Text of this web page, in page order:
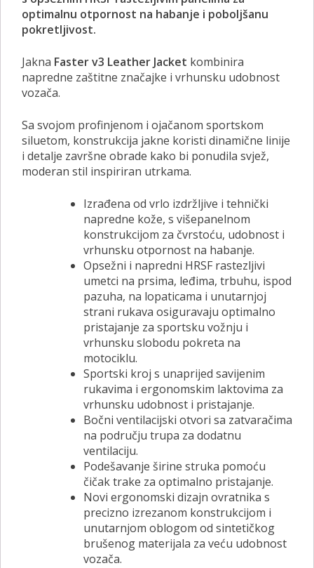
optimalnu otpornost na habanje i poboljšanu
pokretljivost.
Jakna Faster v3 Leather Jacket kombinira
napredne zaštitne značajke i vrhunsku udobnost
vozača.
Sa svojom profinjenom i ojačanom sportskom
siluetom, konstrukcija jakne koristi dinamične linije
i detalje završne obrade kako bi ponudila svjež,
moderan stil inspiriran utrkama.
Izrađena od vrlo izdržljive i tehnički
napredne kože, s višepanelnom
konstrukcijom za čvrstoću, udobnost i
vrhunsku otpornost na habanje.
Opsežni i napredni HRSF rastezljivi
umetci na prsima, leđima, trbuhu, ispod
pazuha, na lopaticama i unutarnjoj
strani rukava osiguravaju optimalno
pristajanje za sportsku vožnju i
vrhunsku slobodu pokreta na
motociklu.
Sportski kroj s unaprijed savijenim
rukavima i ergonomskim laktovima za
vrhunsku udobnost i pristajanje.
Bočni ventilacijski otvori sa zatvaračima
na području trupa za dodatnu
ventilaciju.
Podešavanje širine struka pomoću
čičak trake za optimalno pristajanje.
Novi ergonomski dizajn ovratnika s
precizno izrezanom konstrukcijom i
unutarnjom oblogom od sintetičkog
brušenog materijala za veću udobnost
vozača.